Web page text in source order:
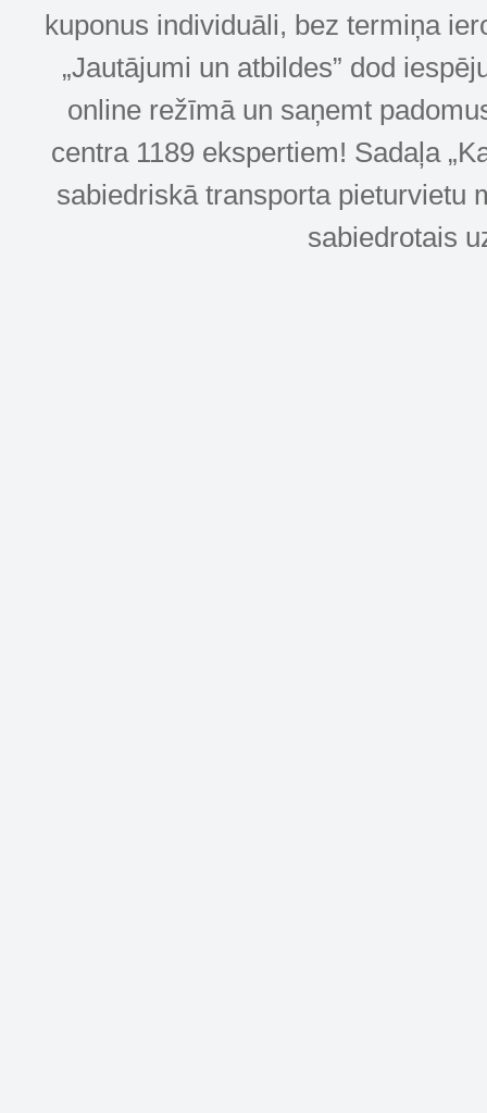
kuponus individuāli, bez termiņa
„Jautājumi un atbildes” dod
online režīmā un saņemt
centra 1189 ekspertiem! Sadaļa
sabiedriskā transporta pieturvietu
sabiedrotais